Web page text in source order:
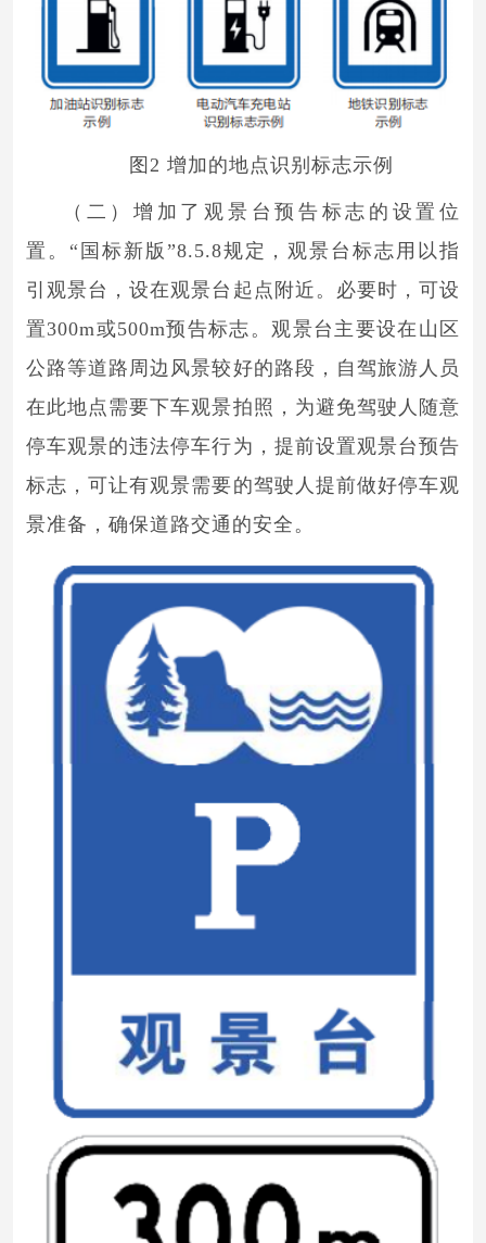
图2 增加的地点识别标志示例
（二）增加了观景台预告标志的设置位
置。“国标新版”8.5.8规定，观景台标志用以指
引观景台，设在观景台起点附近。必要时，可设
置300m或500m预告标志。观景台主要设在山区
公路等道路周边风景较好的路段，自驾旅游人员
在此地点需要下车观景拍照，为避免驾驶人随意
停车观景的违法停车行为，提前设置观景台预告
标志，可让有观景需要的驾驶人提前做好停车观
景准备，确保道路交通的安全。